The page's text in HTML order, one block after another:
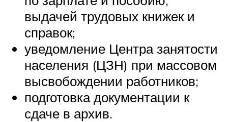
выдачей трудовых книжек и
справок;
уведомление Центра занятости
населения (ЦЗН) при массовом
высвобождении работников;
подготовка документации к
сдаче в архив.